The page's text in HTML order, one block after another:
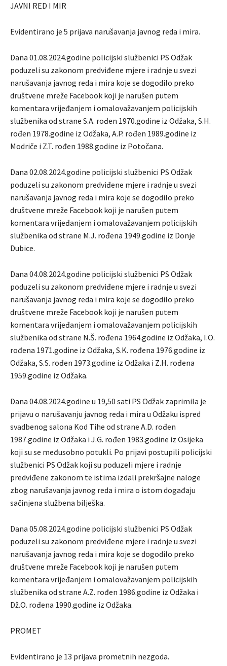
JAVNI RED I MIR
Evidentirano je 5 prijava narušavanja javnog reda i mira.
Dana 01.08.2024.godine policijski službenici PS Odžak
poduzeli su zakonom predviđene mjere i radnje u svezi
narušavanja javnog reda i mira koje se dogodilo preko
društvene mreže Facebook koji je narušen putem
komentara vrijeđanjem i omalovažavanjem policijskih
službenika od strane S.A. rođen 1970.godine iz Odžaka, S.H.
rođen 1978.godine iz Odžaka, A.P. rođen 1989.godine iz
Modriče i Z.T. rođen 1988.godine iz Potočana.
Dana 02.08.2024.godine policijski službenici PS Odžak
poduzeli su zakonom predviđene mjere i radnje u svezi
narušavanja javnog reda i mira koje se dogodilo preko
društvene mreže Facebook koji je narušen putem
komentara vrijeđanjem i omalovažavanjem policijskih
službenika od strane M.J. rođena 1949.godine iz Donje
Dubice.
Dana 04.08.2024.godine policijski službenici PS Odžak
poduzeli su zakonom predviđene mjere i radnje u svezi
narušavanja javnog reda i mira koje se dogodilo preko
društvene mreže Facebook koji je narušen putem
komentara vrijeđanjem i omalovažavanjem policijskih
službenika od strane N.Š. rođena 1964.godine iz Odžaka, I.O.
rođena 1971.godine iz Odžaka, S.K. rođena 1976.godine iz
Odžaka, S.S. rođen 1973.godine iz Odžaka i Z.H. rođena
1959.godine iz Odžaka.
Dana 04.08.2024.godine u 19,50 sati PS Odžak zaprimila je
prijavu o narušavanju javnog reda i mira u Odžaku ispred
svadbenog salona Kod Tihe od strane A.D. rođen
1987.godine iz Odžaka i J.G. rođen 1983.godine iz Osijeka
koji su se međusobno potukli. Po prijavi postupili policijski
službenici PS Odžak koji su poduzeli mjere i radnje
predviđene zakonom te istima izdali prekršajne naloge
zbog narušavanja javnog reda i mira o istom događaju
sačinjena službena bilješka.
Dana 05.08.2024.godine policijski službenici PS Odžak
poduzeli su zakonom predviđene mjere i radnje u svezi
narušavanja javnog reda i mira koje se dogodilo preko
društvene mreže Facebook koji je narušen putem
komentara vrijeđanjem i omalovažavanjem policijskih
službenika od strane A.Z. rođen 1986.godine iz Odžaka i
Dž.O. rođena 1990.godine iz Odžaka.
PROMET
Evidentirano je 13 prijava prometnih nezgoda.